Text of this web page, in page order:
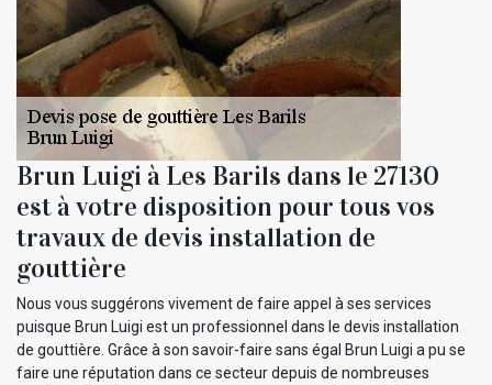
Brun Luigi à Les Barils dans le 27130
est à votre disposition pour tous vos
travaux de devis installation de
gouttière
Nous vous suggérons vivement de faire appel à ses services
puisque Brun Luigi est un professionnel dans le devis installation
de gouttière. Grâce à son savoir-faire sans égal Brun Luigi a pu se
faire une réputation dans ce secteur depuis de nombreuses